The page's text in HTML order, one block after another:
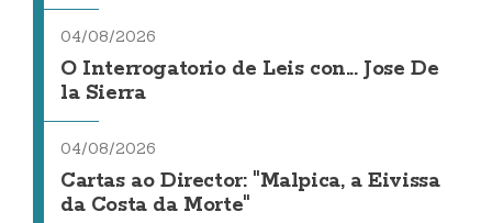
04/08/2026
O Interrogatorio de Leis con... Jose De
la Sierra
04/08/2026
Cartas ao Director: "Malpica, a Eivissa
da Costa da Morte"